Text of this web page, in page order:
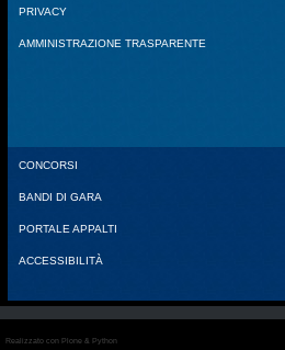
PRIVACY
AMMINISTRAZIONE TRASPARENTE
CONCORSI
BANDI DI GARA
PORTALE APPALTI
ACCESSIBILITÀ
Realizzato con Plone & Python